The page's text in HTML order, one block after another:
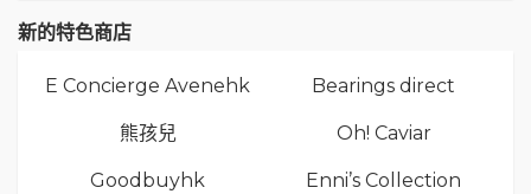
新的特色商店
E Concierge Avenehk Bearings direct
熊孩兒 Oh! Caviar
Goodbuyhk Enni’s Collection